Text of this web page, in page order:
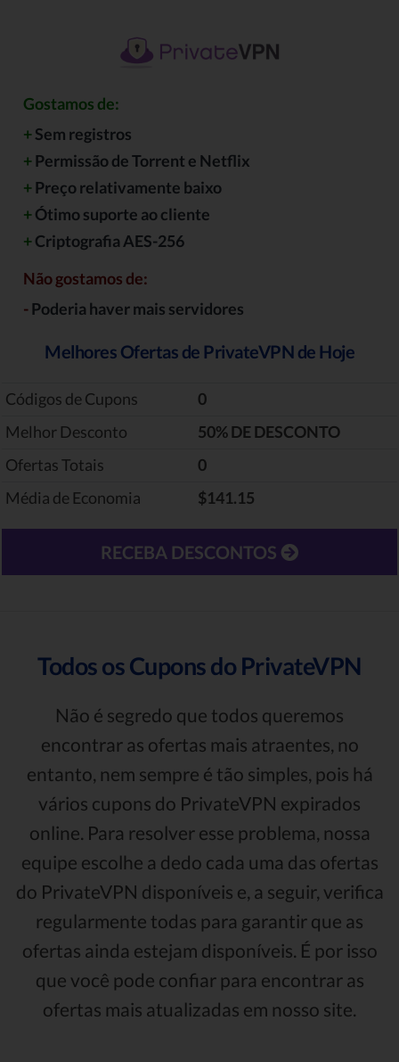
Gostamos de:
+Sem registros
+Permissão de Torrent e Netflix
+Preço relativamente baixo
+Ótimo suporte ao cliente
+Criptografia AES-256
Não gostamos de:
-Poderia haver mais servidores
Melhores Ofertas de PrivateVPN de Hoje
Códigos de Cupons
0
Melhor Desconto
‎50% DE DESCONTO
Ofertas Totais
0
Média de Economia
$141.15
RECEBA DESCONTOS
Todos os Cupons do PrivateVPN
Não é segredo que todos queremos
encontrar as ofertas mais atraentes, no
entanto, nem sempre é tão simples, pois há
vários cupons do PrivateVPN expirados
online. Para resolver esse problema, nossa
equipe escolhe a dedo cada uma das ofertas
do PrivateVPN disponíveis e, a seguir, verifica
regularmente todas para garantir que as
ofertas ainda estejam disponíveis. É por isso
que você pode confiar para encontrar as
ofertas mais atualizadas em nosso site.